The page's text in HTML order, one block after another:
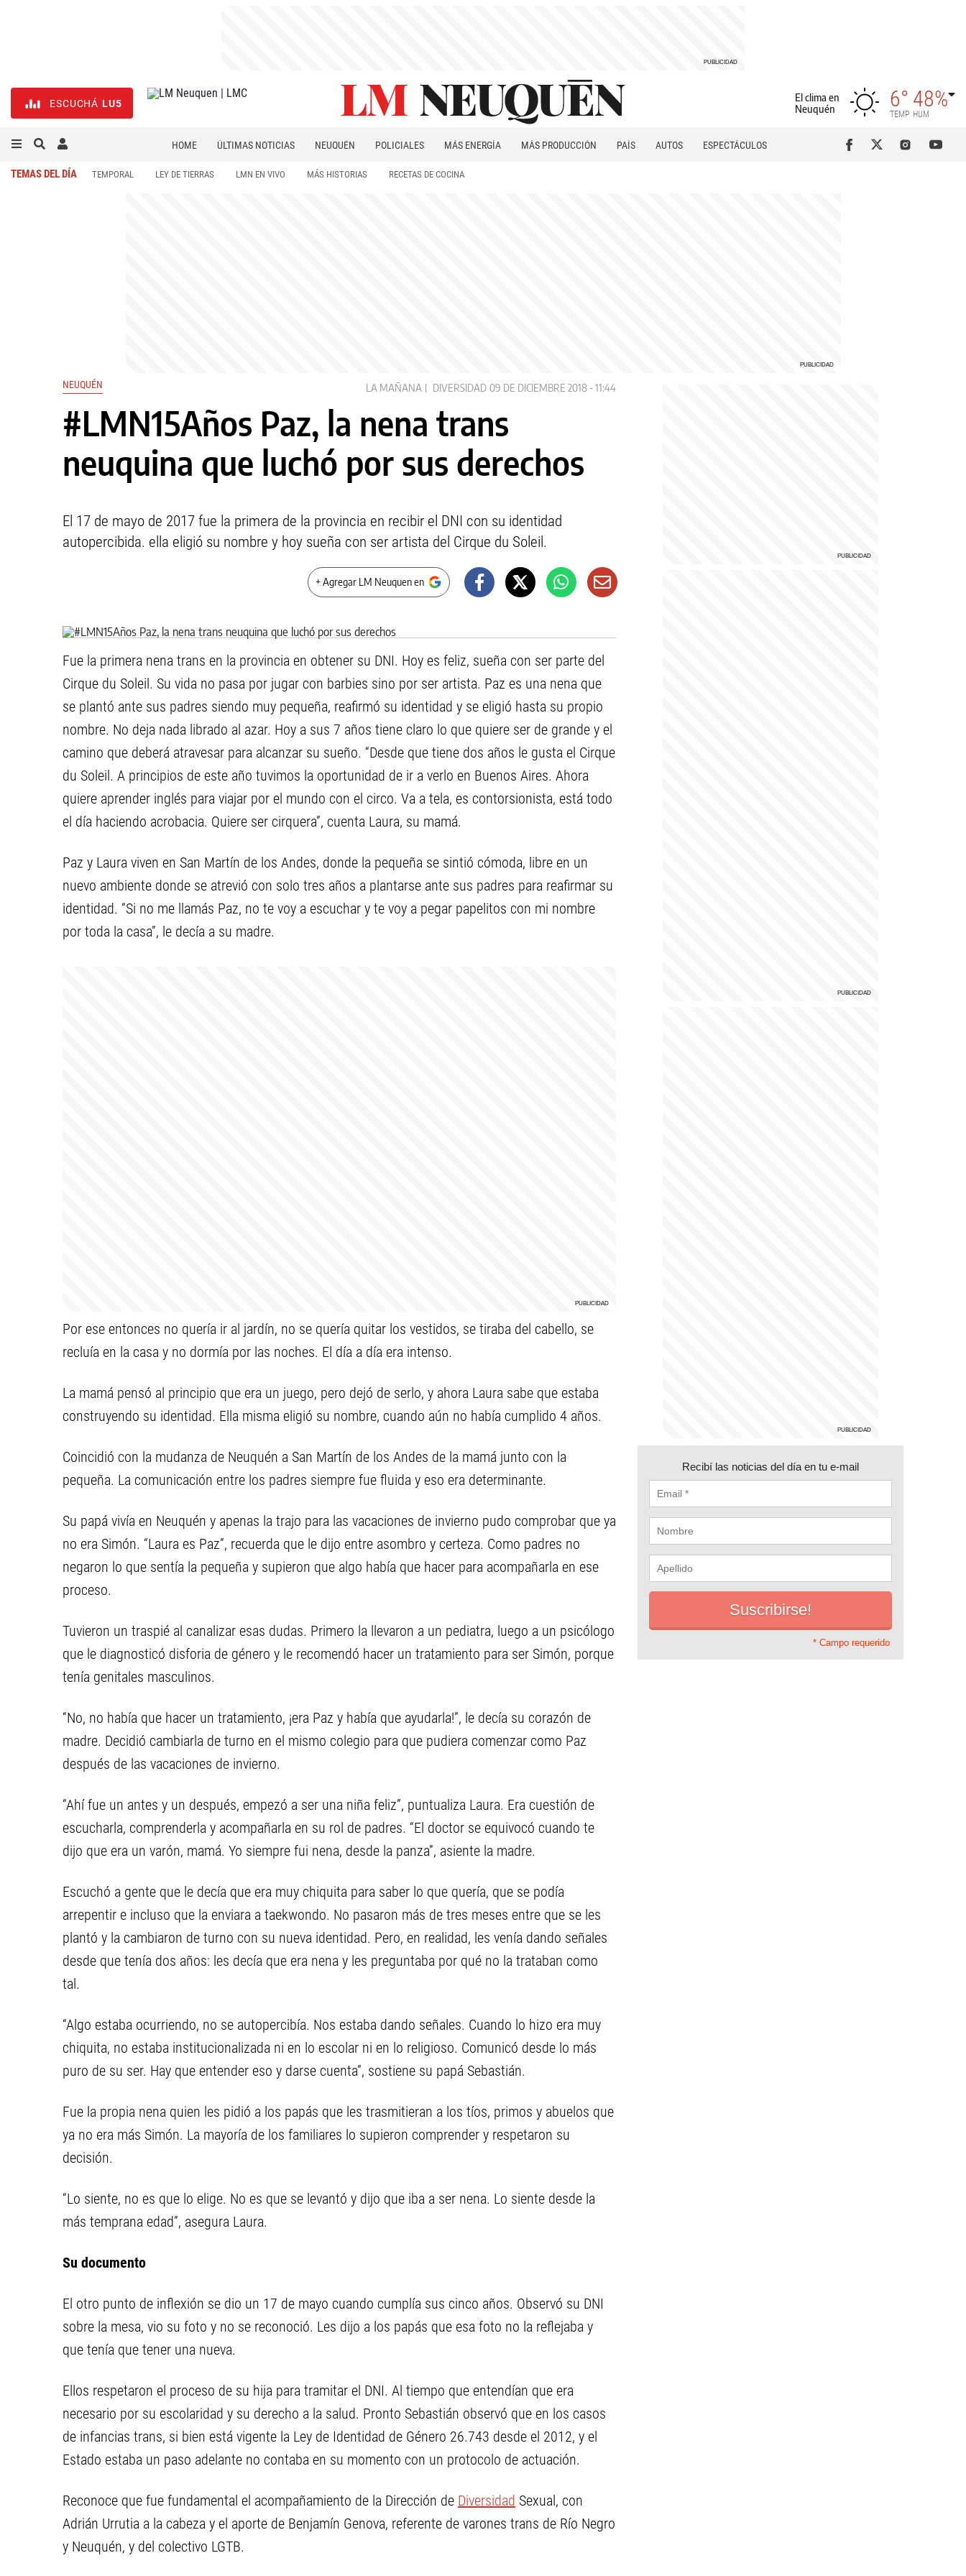
ESCUCHÁ LU5
El clima en
Neuquén
6°
TEMP
48%
HUM
HOME ÚLTIMAS NOTICIAS NEUQUÉN POLICIALES MÁS ENERGÍA MÁS PRODUCCIÓN PAÍS AUTOS
ESPECTÁCULOS
TEMAS DEL DÍA TEMPORAL LEY DE TIERRAS LMN EN VIVO MÁS HISTORIAS RECETAS DE COCINA
NEUQUÉN LA MAÑANA DIVERSIDAD 09 DE DICIEMBRE 2018 - 11:44
#LMN15Años Paz, la nena trans
neuquina que luchó por sus derechos
El 17 de mayo de 2017 fue la primera de la provincia en recibir el DNI con su identidad
autopercibida. ella eligió su nombre y hoy sueña con ser artista del Cirque du Soleil.
+ Agregar LM Neuquen en
Fue la primera nena trans en la provincia en obtener su DNI. Hoy es feliz, sueña con ser parte del
Cirque du Soleil. Su vida no pasa por jugar con barbies sino por ser artista. Paz es una nena que
se plantó ante sus padres siendo muy pequeña, reafirmó su identidad y se eligió hasta su propio
nombre. No deja nada librado al azar. Hoy a sus 7 años tiene claro lo que quiere ser de grande y el
camino que deberá atravesar para alcanzar su sueño. “Desde que tiene dos años le gusta el Cirque
du Soleil. A principios de este año tuvimos la oportunidad de ir a verlo en Buenos Aires. Ahora
quiere aprender inglés para viajar por el mundo con el circo. Va a tela, es contorsionista, está todo
el día haciendo acrobacia. Quiere ser cirquera”, cuenta Laura, su mamá.
Paz y Laura viven en San Martín de los Andes, donde la pequeña se sintió cómoda, libre en un
nuevo ambiente donde se atrevió con solo tres años a plantarse ante sus padres para reafirmar su
identidad. “Si no me llamás Paz, no te voy a escuchar y te voy a pegar papelitos con mi nombre
por toda la casa”, le decía a su madre.
Por ese entonces no quería ir al jardín, no se quería quitar los vestidos, se tiraba del cabello, se
recluía en la casa y no dormía por las noches. El día a día era intenso.
La mamá pensó al principio que era un juego, pero dejó de serlo, y ahora Laura sabe que estaba
construyendo su identidad. Ella misma eligió su nombre, cuando aún no había cumplido 4 años.
Coincidió con la mudanza de Neuquén a San Martín de los Andes de la mamá junto con la
pequeña. La comunicación entre los padres siempre fue fluida y eso era determinante.
Su papá vivía en Neuquén y apenas la trajo para las vacaciones de invierno pudo comprobar que ya
no era Simón. “Laura es Paz”, recuerda que le dijo entre asombro y certeza. Como padres no
negaron lo que sentía la pequeña y supieron que algo había que hacer para acompañarla en ese
proceso.
Tuvieron un traspié al canalizar esas dudas. Primero la llevaron a un pediatra, luego a un psicólogo
que le diagnosticó disforia de género y le recomendó hacer un tratamiento para ser Simón, porque
tenía genitales masculinos.
“No, no había que hacer un tratamiento, ¡era Paz y había que ayudarla!”, le decía su corazón de
madre. Decidió cambiarla de turno en el mismo colegio para que pudiera comenzar como Paz
después de las vacaciones de invierno.
“Ahí fue un antes y un después, empezó a ser una niña feliz”, puntualiza Laura. Era cuestión de
escucharla, comprenderla y acompañarla en su rol de padres. “El doctor se equivocó cuando te
dijo que era un varón, mamá. Yo siempre fui nena, desde la panza”, asiente la madre.
Escuchó a gente que le decía que era muy chiquita para saber lo que quería, que se podía
arrepentir e incluso que la enviara a taekwondo. No pasaron más de tres meses entre que se les
plantó y la cambiaron de turno con su nueva identidad. Pero, en realidad, les venía dando señales
desde que tenía dos años: les decía que era nena y les preguntaba por qué no la trataban como
tal.
“Algo estaba ocurriendo, no se autopercibía. Nos estaba dando señales. Cuando lo hizo era muy
chiquita, no estaba institucionalizada ni en lo escolar ni en lo religioso. Comunicó desde lo más
puro de su ser. Hay que entender eso y darse cuenta”, sostiene su papá Sebastián.
Fue la propia nena quien les pidió a los papás que les trasmitieran a los tíos, primos y abuelos que
ya no era más Simón. La mayoría de los familiares lo supieron comprender y respetaron su
decisión.
“Lo siente, no es que lo elige. No es que se levantó y dijo que iba a ser nena. Lo siente desde la
más temprana edad”, asegura Laura.
Su documento
El otro punto de inflexión se dio un 17 de mayo cuando cumplía sus cinco años. Observó su DNI
sobre la mesa, vio su foto y no se reconoció. Les dijo a los papás que esa foto no la reflejaba y
que tenía que tener una nueva.
Ellos respetaron el proceso de su hija para tramitar el DNI. Al tiempo que entendían que era
necesario por su escolaridad y su derecho a la salud. Pronto Sebastián observó que en los casos
de infancias trans, si bien está vigente la Ley de Identidad de Género 26.743 desde el 2012, y el
Estado estaba un paso adelante no contaba en su momento con un protocolo de actuación.
Reconoce que fue fundamental el acompañamiento de la Dirección de Diversidad Sexual, con
Adrián Urrutia a la cabeza y el aporte de Benjamín Genova, referente de varones trans de Río Negro
y Neuquén, y del colectivo LGTB.
Recibí las noticias del día en tu e-mail
* Campo requerido